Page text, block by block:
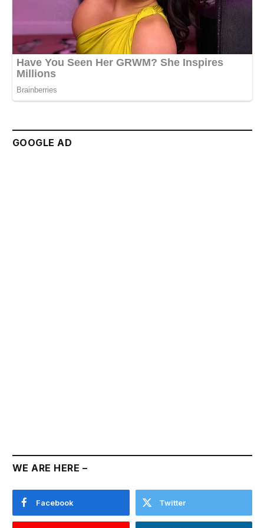
GOOGLE AD
WE ARE HERE –
Facebook Twitter